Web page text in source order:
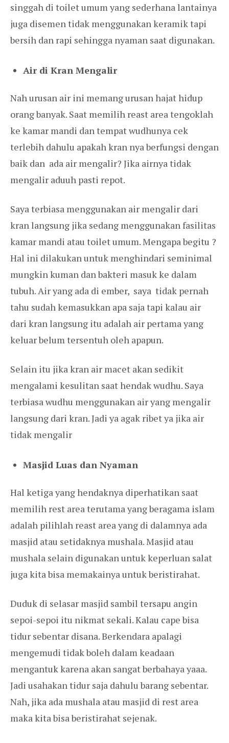
singgah di toilet umum yang sederhana lantainya
juga disemen tidak menggunakan keramik tapi
bersih dan rapi sehingga nyaman saat digunakan.
Air di Kran Mengalir
Nah urusan air ini memang urusan hajat hidup
orang banyak. Saat memilih reast area tengoklah
ke kamar mandi dan tempat wudhunya cek
terlebih dahulu apakah kran nya berfungsi dengan
baik dan ada air mengalir? Jika airnya tidak
mengalir aduuh pasti repot.
Saya terbiasa menggunakan air mengalir dari
kran langsung jika sedang menggunakan fasilitas
kamar mandi atau toilet umum. Mengapa begitu ?
Hal ini dilakukan untuk menghindari seminimal
mungkin kuman dan bakteri masuk ke dalam
tubuh. Air yang ada di ember, saya tidak pernah
tahu sudah kemasukkan apa saja tapi kalau air
dari kran langsung itu adalah air pertama yang
keluar belum tersentuh oleh apapun.
Selain itu jika kran air macet akan sedikit
mengalami kesulitan saat hendak wudhu. Saya
terbiasa wudhu menggunakan air yang mengalir
langsung dari kran. Jadi ya agak ribet ya jika air
tidak mengalir
Masjid Luas dan Nyaman
Hal ketiga yang hendaknya diperhatikan saat
memilih rest area terutama yang beragama islam
adalah pilihlah reast area yang di dalamnya ada
masjid atau setidaknya mushala. Masjid atau
mushala selain digunakan untuk keperluan salat
juga kita bisa memakainya untuk beristirahat.
Duduk di selasar masjid sambil tersapu angin
sepoi-sepoi itu nikmat sekali. Kalau cape bisa
tidur sebentar disana. Berkendara apalagi
mengemudi tidak boleh dalam keadaan
mengantuk karena akan sangat berbahaya yaaa.
Jadi usahakan tidur saja dahulu barang sebentar.
Nah, jika ada mushala atau masjid di rest area
maka kita bisa beristirahat sejenak.